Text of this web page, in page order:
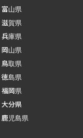
富山県
滋賀県
兵庫県
岡山県
鳥取県
徳島県
福岡県
大分県
鹿児島県